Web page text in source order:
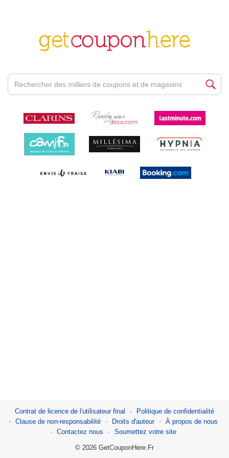
Contrat de licence de l'utilisateur final
Politique de confidentialité
Clause de non-responsabilité
Droits d'auteur
À propos de nous
Contactez nous
Soumettez votre site
© 2026 GetCouponHere.Fr